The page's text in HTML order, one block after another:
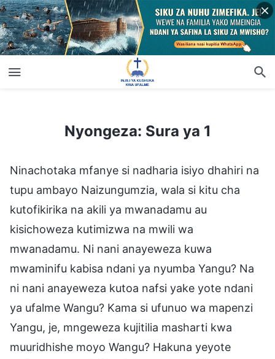
Nyongeza: Sura ya 1
Ninachotaka mfanye si nadharia isiyo dhahiri na
tupu ambayo Naizungumzia, wala si kitu cha
kutofikirika na akili ya mwanadamu au
kisichoweza kutimizwa na mwili wa
mwanadamu. Ni nani anayeweza kuwa
mwaminifu kabisa ndani ya nyumba Yangu? Na
ni nani anayeweza kutoa nafsi yake yote ndani
ya ufalme Wangu? Kama si ufunuo wa mapenzi
Yangu, je, mngeweza kujitilia masharti kwa
muuridhishe moyo Wangu? Hakuna yeyote